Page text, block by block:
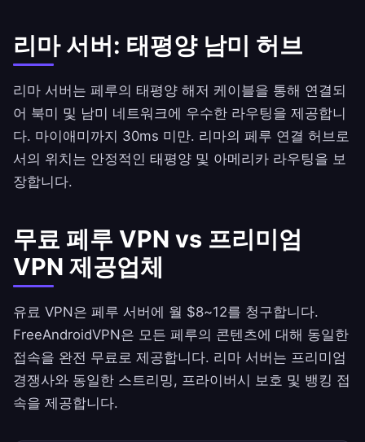
리마 서버: 태평양 남미 허브
리마 서버는 페루의 태평양 해저 케이블을 통해 연결되
어 북미 및 남미 네트워크에 우수한 라우팅을 제공합니
다. 마이애미까지 30ms 미만. 리마의 페루 연결 허브로
서의 위치는 안정적인 태평양 및 아메리카 라우팅을 보
장합니다.
무료 페루 VPN vs 프리미엄
VPN 제공업체
유료 VPN은 페루 서버에 월 $8~12를 청구합니다.
FreeAndroidVPN은 모든 페루의 콘텐츠에 대해 동일한
접속을 완전 무료로 제공합니다. 리마 서버는 프리미엄
경쟁사와 동일한 스트리밍, 프라이버시 보호 및 뱅킹 접
속을 제공합니다.